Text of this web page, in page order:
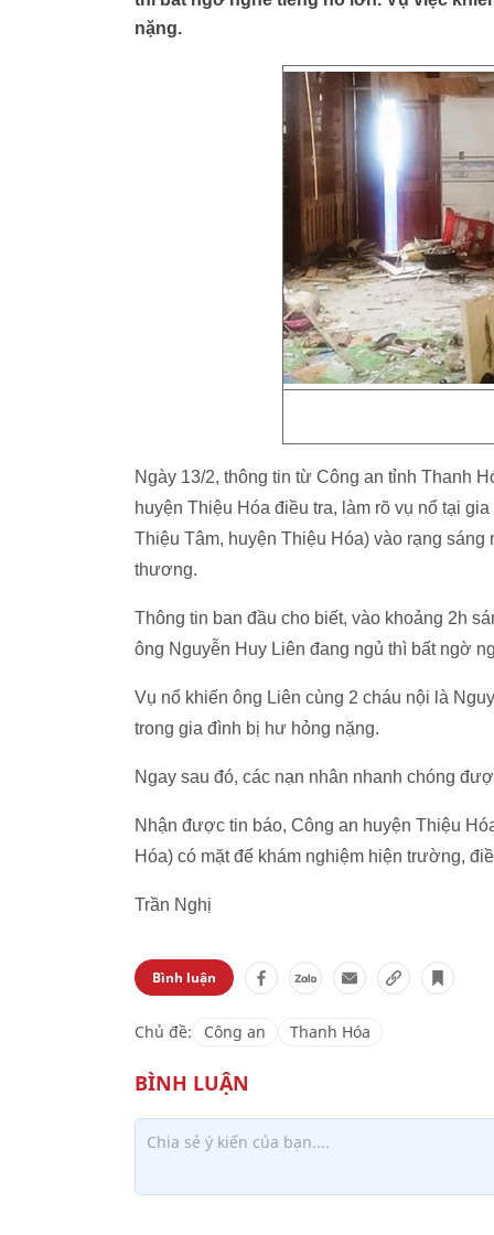
nặng.
Ngày 13/2, thông tin từ Công an tỉnh Thanh
huyện Thiệu Hóa điều tra, làm rõ vụ nổ tại
Thiệu Tâm, huyện Thiệu Hóa) vào rạng
thương.
Thông tin ban đầu cho biết, vào khoảng 2h
ông Nguyễn Huy Liên đang ngủ thì bất ngờ
Vụ nổ khiến ông Liên cùng 2 cháu nội là
trong gia đình bị hư hỏng nặng.
Ngay sau đó, các nạn nhân nhanh chóng
Nhận được tin báo, Công an huyện Thiệu
Hóa) có mặt để khám nghiệm hiện trường,
Trần Nghị
Bình luận
Chủ đề: Công an Thanh Hóa